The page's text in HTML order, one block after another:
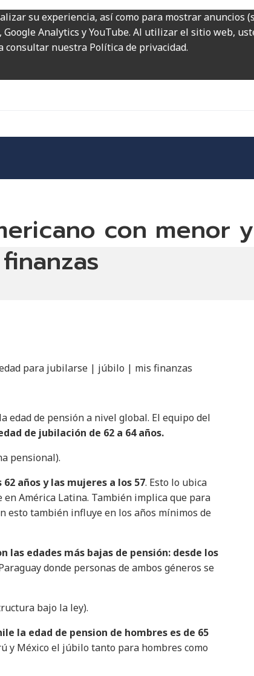
su experiencia, así como para mostrar anuncios
Analytics y YouTube. Al utilizar el sitio web,
consultar nuestra Política de privacidad.
con menor
para jubilarse | júbilo | mis finanzas
edad de pensión a nivel global. El equipo del
de jubilación de 62 a 64 años.
pensional).
años y las mujeres a los 57. Esto lo ubica
América Latina. También implica que para
esto también influye en los años mínimos de
las edades más bajas de pensión: desde los
donde personas de ambos géneros se
bajo la ley).
la edad de pension de hombres es de 65
y México el júbilo tanto para hombres como